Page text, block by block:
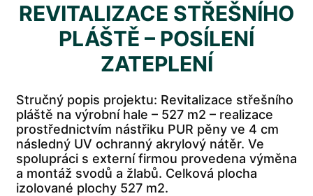
REVITALIZACE STŘEŠNÍHO
PLÁŠTĚ – POSÍLENÍ
ZATEPLENÍ
Stručný popis projektu: Revitalizace střešního
pláště na výrobní hale – 527 m2 – realizace
prostřednictvím nástřiku PUR pěny ve 4 cm
následný UV ochranný akrylový nátěr. Ve
spolupráci s externí firmou provedena výměna
a montáž svodů a žlabů. Celková plocha
izolované plochy 527 m2.